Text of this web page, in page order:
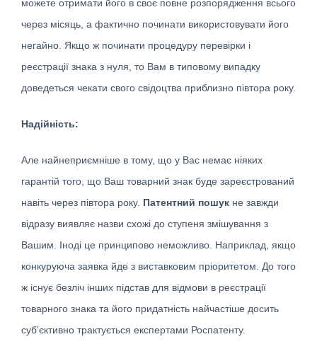
можете отримати його в своє повне розпорядження всього
через місяць, а фактично починати використовувати його
негайно. Якщо ж починати процедуру перевірки і
реєстрації знака з нуля, то Вам в типовому випадку
доведеться чекати свого свідоцтва приблизно півтора року.
Надійність:
Але найнеприємніше в тому, що у Вас немає ніяких
гарантій того, що Ваш товарний знак буде зареєстрований
навіть через півтора року. Патентний пошук не завжди
відразу виявляє назви схожі до ступеня змішування з
Вашим. Іноді це принципово неможливо. Наприклад, якщо
конкуруюча заявка йде з виставковим пріоритетом. До того
ж існує безліч інших підстав для відмови в реєстрації
товарного знака та його придатність найчастіше досить
суб’єктивно трактується експертами Роспатенту.